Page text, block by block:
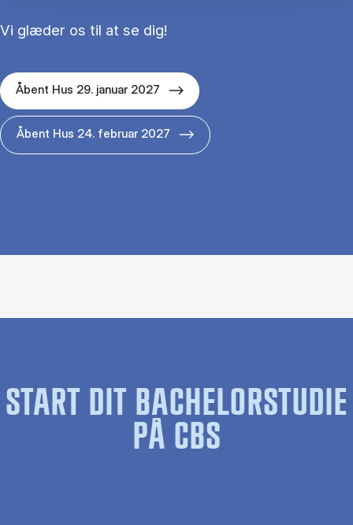
Vi glæder os til at se dig!
Åbent Hus 29. januar 2027
Åbent Hus 24. februar 2027
START DIT BACHELORSTUDIE
PÅ CBS